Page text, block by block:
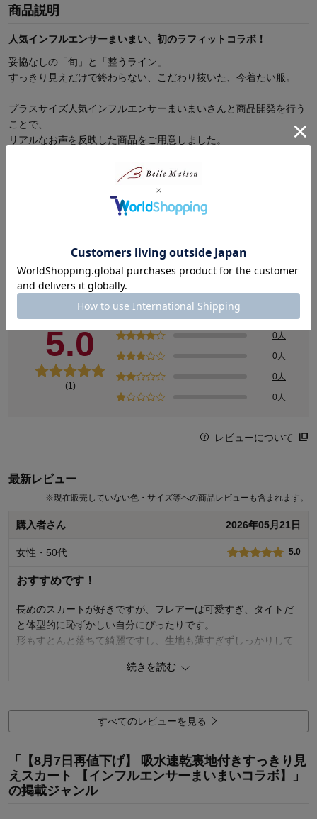
商品説明
人気インフルエンサーまいまい、初のラフィットコラボ！
妥協なしの「旬」と「整うライン」
すっきり見えだけで終わらない、こだわり抜いた、今着たい服。
プラスサイズ人気インフルエンサーまいまいさんと商品開発を行う
ことで、
リアルなお声を反映した商品をご用意しました。
―デザイン・スタイリング―
・広がらないストンと落ちる、上品シルエット
・下半身を縦に長くすっきり見せるライン
・便利なポケット付き
―素材―
・ストレッチ性のあるきれい見え素材
・裏地には吸水速乾機能を付け、汗ばむ季節のべたつきを解消
◆まいまい ＜@undimaimai＞
Instagramを中心に約8.8万人のフォロワーに支持されているファッ
ションインフルエンサー。
なお悩みに寄り添ったコーデを提案発信中。
ラ・フィットのお洋服はモニターさんのお声を反映し、着心地のよ
さ・各サイズごとに大人女性に似合うパターンへ調整・幅広いサイ
大人女性のすっきりとおしゃれと着心地、全てを叶える。それがベ
ルメゾンの大きいサイズブランド、ラ・フィットです。
商品レビュー
総合評価
5.0
(1)
0人
0人
0人
0人
レビューについて
最新レビュー
※現在販売していない色・サイズ等への商品レビューも含まれます。
購入者さん 2026年05月21日
女性・50代 5.0
おすすめです！
長めのスカートが好きですが、フレアーは可愛すぎ、タイトだ
と体型的に恥ずかしい自分にぴったりです。
形もすとんと落ちて綺麗ですし、生地も薄すぎずしっかりして
春から秋にかけて大活躍してくれそうです。お願いですが、色
2人が参考になりました
着心地
5.0
デザイン
5.0
続きを読む
すべてのレビューを見る
「【8月7日再値下げ】 吸水速乾裏地付きすっきり見
えスカート 【インフルエンサーまいまいコラボ】」
の掲載ジャンル